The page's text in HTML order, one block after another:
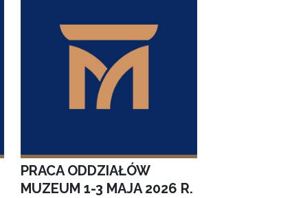
PRACA ODDZIAŁÓW
MUZEUM 1-3 MAJA 2026 R.